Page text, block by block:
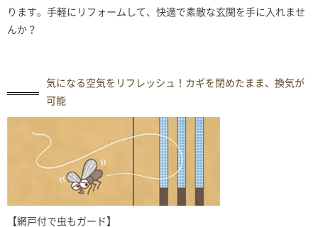
ります。手軽にリフォームして、快適で素敵な玄関を手に入れませ
んか？
気になる空気をリフレッシュ！カギを閉めたまま、換気が
可能
【網戸付で虫もガード】